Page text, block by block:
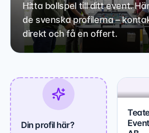
Hitta bollspel till ditt event.
de svenska profilerna –
direkt och få en offert.
Din profil här?